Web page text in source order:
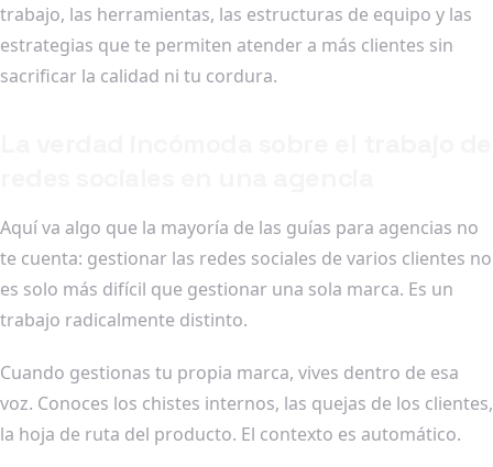
trabajo, las herramientas, las estructuras de equipo y las
estrategias que te permiten atender a más clientes sin
sacrificar la calidad ni tu cordura.
Aquí va algo que la mayoría de las guías para agencias no
te cuenta: gestionar las redes sociales de varios clientes no
es solo más difícil que gestionar una sola marca. Es un
trabajo radicalmente distinto.
Cuando gestionas tu propia marca, vives dentro de esa
voz. Conoces los chistes internos, las quejas de los clientes,
la hoja de ruta del producto. El contexto es automático.